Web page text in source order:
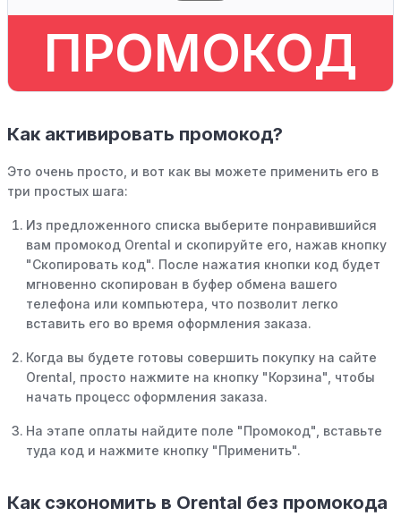
ПРОМОКОД
Как активировать промокод?
Это очень просто, и вот как вы можете применить его в
три простых шага:
Из предложенного списка выберите понравившийся
вам промокод Orental и скопируйте его, нажав кнопку
"Скопировать код". После нажатия кнопки код будет
мгновенно скопирован в буфер обмена вашего
телефона или компьютера, что позволит легко
вставить его во время оформления заказа.
Когда вы будете готовы совершить покупку на сайте
Orental, просто нажмите на кнопку "Корзина", чтобы
начать процесс оформления заказа.
На этапе оплаты найдите поле "Промокод", вставьте
туда код и нажмите кнопку "Применить".
Как сэкономить в Orental без промокода